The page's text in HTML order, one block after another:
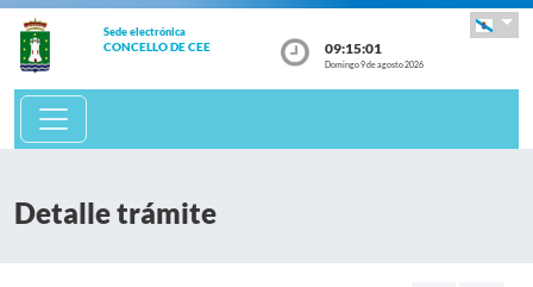
Sede electrónica
CONCELLO DE CEE 09:15:02
Domingo 9 de agosto 2026
Detalle trámite